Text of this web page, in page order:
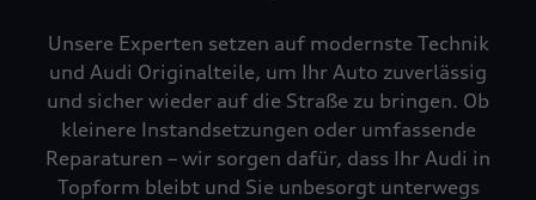
Unsere Experten setzen auf modernste Technik
und Audi Originalteile, um Ihr Auto zuverlässig
und sicher wieder auf die Straße zu bringen. Ob
kleinere Instandsetzungen oder umfassende
Reparaturen – wir sorgen dafür, dass Ihr Audi in
Topform bleibt und Sie unbesorgt unterwegs